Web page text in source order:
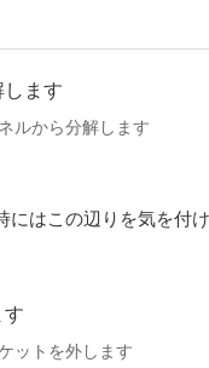
ルから分解します
はこの辺りを気を付
ットを外します